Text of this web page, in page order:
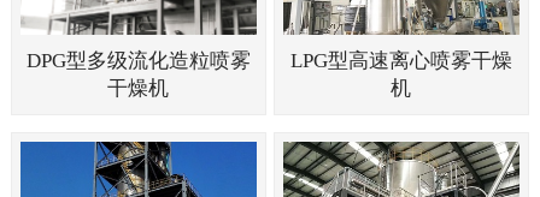
DPG型多级流化造粒喷雾
干燥机
LPG型高速离心喷雾干燥
机